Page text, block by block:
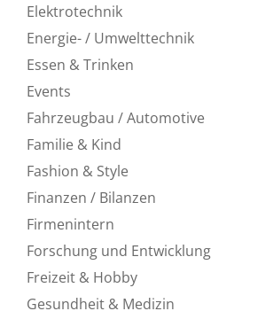
Elektrotechnik
Energie- / Umwelttechnik
Essen & Trinken
Events
Fahrzeugbau / Automotive
Familie & Kind
Fashion & Style
Finanzen / Bilanzen
Firmenintern
Forschung und Entwicklung
Freizeit & Hobby
Gesundheit & Medizin